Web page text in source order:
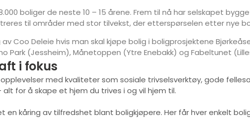
boliger de neste 10 – 15 årene. Frem til nå har selskapet
til områder med stor tilvekst, der etterspørselen etter nye
Coo Deleie hvis man skal kjøpe bolig i boligprosjektene
Park (Jessheim), Månetoppen (Ytre Enebakk) og Fabeltunet
i fokus
med kvaliteter som sosiale trivselsverktøy, gode
for å skape et hjem du trives i og vil hjem til.
en kåring av tilfredshet blant boligkjøpere. Her får hver enkelt